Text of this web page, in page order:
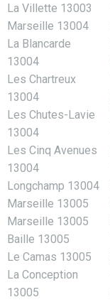
La Villette 13003
Marseille 13004
La Blancarde
13004
Les Chartreux
13004
Les Chutes-Lavie
13004
Les Cinq Avenues
13004
Longchamp 13004
Marseille 13005
Marseille 13005
Baille 13005
Le Camas 13005
La Conception
13005